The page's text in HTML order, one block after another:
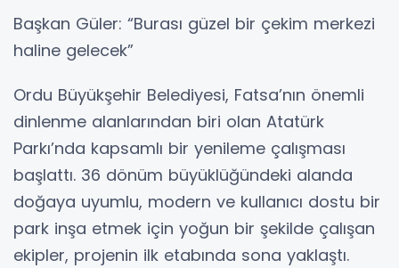
Başkan Güler: “Burası güzel bir çekim merkezi
haline gelecek”
Ordu Büyükşehir Belediyesi, Fatsa’nın önemli
dinlenme alanlarından biri olan Atatürk
Parkı’nda kapsamlı bir yenileme çalışması
başlattı. 36 dönüm büyüklüğündeki alanda
doğaya uyumlu, modern ve kullanıcı dostu bir
park inşa etmek için yoğun bir şekilde çalışan
ekipler, projenin ilk etabında sona yaklaştı.